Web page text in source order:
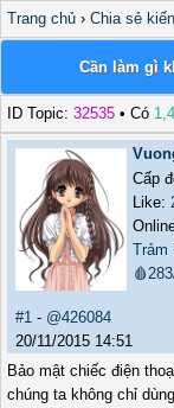
Trang chủ › Chia sẻ
Cần làm gì
ID Topic: 32535 • Có
Cấp
Like:
Trảm
#1 - @426084
20/11/2015 14:51
Bảo mật chiếc điện
chúng ta không chỉ